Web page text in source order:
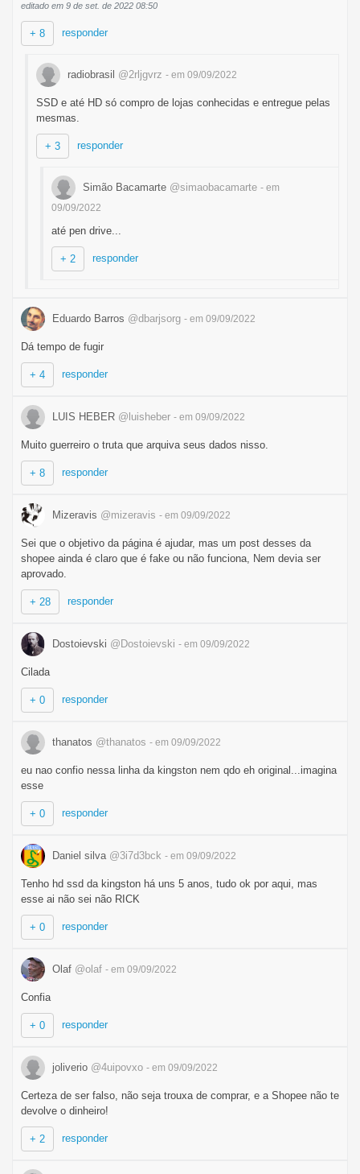
editado em 9 de set. de 2022 08:50
+ 8 responder
radiobrasil @2rljgvrz - em 09/09/2022
SSD e até HD só compro de lojas conhecidas e entregue pelas
mesmas.
+ 3 responder
Simão Bacamarte @simaobacamarte - em
09/09/2022
até pen drive...
+ 2 responder
Eduardo Barros @dbarjsorg - em 09/09/2022
Dá tempo de fugir
+ 4 responder
LUIS HEBER @luisheber - em 09/09/2022
Muito guerreiro o truta que arquiva seus dados nisso.
+ 8 responder
Mizeravis @mizeravis - em 09/09/2022
Sei que o objetivo da página é ajudar, mas um post desses da
shopee ainda é claro que é fake ou não funciona, Nem devia ser
aprovado.
+ 28 responder
Dostoievski @Dostoievski - em 09/09/2022
Cilada
+ 0 responder
thanatos @thanatos - em 09/09/2022
eu nao confio nessa linha da kingston nem qdo eh original...imagina
esse
+ 0 responder
Daniel silva @3i7d3bck - em 09/09/2022
Tenho hd ssd da kingston há uns 5 anos, tudo ok por aqui, mas
esse ai não sei não RICK
+ 0 responder
Olaf @olaf - em 09/09/2022
Confia
+ 0 responder
joliverio @4uipovxo - em 09/09/2022
Certeza de ser falso, não seja trouxa de comprar, e a Shopee não te
devolve o dinheiro!
+ 2 responder